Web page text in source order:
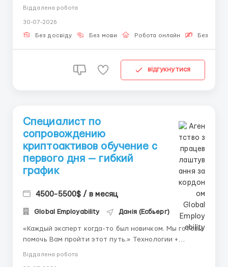
финансовых технологий.» За кулисами торговли:
запускается сложный процесс: проверка
параметров, маршрутизация ордера, контроль
Віддалена робота
30-07-2026
Без досвіду Без мови Робота онлайн
відгукнутися
Специалист по
сопровождению
криптоактивов обучение с
первого дня — гибкий
график
4500-5500$ / в месяц
Global Employability Данія (Есбьерг)
«Каждый эксперт когда-то был новичком. Мы готовы
помочь Вам пройти этот путь.» Технологии +
Віддалена робота